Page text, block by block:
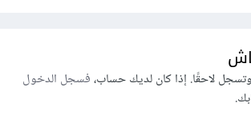
لاحقًا. إذا كان لديك حساب،فسجل الدخول